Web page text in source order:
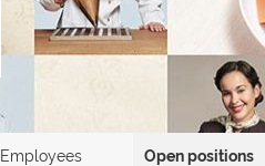
Employees Open positions